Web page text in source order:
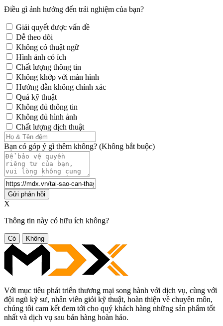
Điều gì ảnh hưởng đến trải nghiệm của bạn?
Giải quyết được vấn đề
Dễ theo dõi
Không có thuật ngữ
Hình ảnh có ích
Chất lượng thông tin
Không khớp với màn hình
Hướng dẫn không chính xác
Quá kỹ thuật
Không đủ thông tin
Không đủ hình ảnh
Chất lượng dịch thuật
Bạn có góp ý gì thêm không? (Không bắt buộc)
Gửi phản hồi
X
Thông tin này có hữu ích không?
Có Không
Với mục tiêu phát triển thương mại song hành với dịch vụ, cùng với
đội ngũ kỹ sư, nhân viên giỏi kỹ thuật, hoàn thiện về chuyên môn,
chúng tôi cam kết đem tới cho quý khách hàng những sản phẩm tốt
nhất và dịch vụ sau bán hàng hoàn hảo.